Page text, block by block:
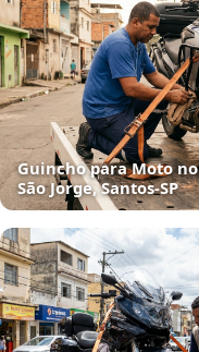
Guincho para Moto no
São Jorge, Santos‑SP